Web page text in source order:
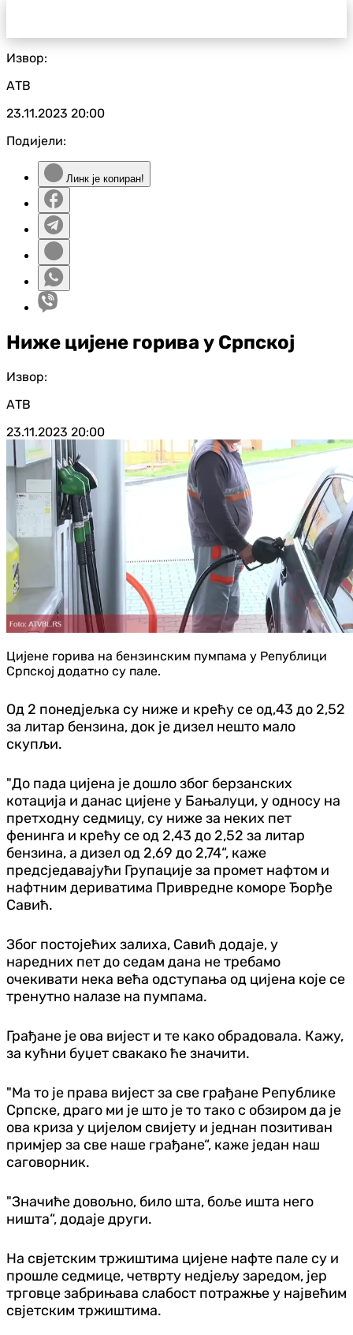
Извор:
АТВ
23.11.2023 20:00
Подијели:
Линк је копиран!
Ниже цијене горива у Српској
Извор:
АТВ
23.11.2023 20:00
Цијене горива на бензинским пумпама у Републици
Српској додатно су палe.
Од 2 понедјељка су ниже и крећу се од,43 до 2,52
за литар бензина, док је дизел нешто мало
скупљи.
"До пада цијена је дошло због берзанских
котација и данас цијене у Бањалуци, у односу на
претходну седмицу, су ниже за неких пет
фенинга и крећу се од 2,43 до 2,52 за литар
бензина, а дизел од 2,69 до 2,74“, каже
предсједавајући Групације за промет нафтом и
нафтним дериватима Привредне коморе Ђорђе
Савић.
Због постојећих залиха, Савић додаје, у
наредних пет до седам дана не требамо
очекивати нека већа одступања од цијена које се
тренутно налазе на пумпама.
Грађане је ова вијест и те како обрадовала. Кажу,
за кућни буџет свакако ће значити.
"Ма то је права вијест за све грађане Републике
Српске, драго ми је што је то тако с обзиром да је
ова криза у цијелом свијету и једнан позитиван
примјер за све наше грађане“, каже један наш
саговорник.
"Значиће довољно, било шта, боље ишта него
ништа“, додаје други.
На свјетским тржиштима цијене нафте пале су и
прошле седмице, четврту недјељу заредом, јер
трговце забрињава слабост потражње у највећим
свјетским тржиштима.